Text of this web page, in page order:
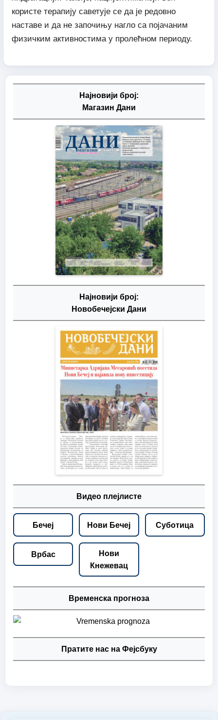
користе терапију саветује се да је редовно
наставе и да не започињу нагло са појачаним
физичким активностима у пролећном периоду.
Најновији број:
Магазин Дани
Најновији број:
Новобечејски Дани
Видео плејлисте
Бечеј Нови Бечеј Суботица
Врбас
Нови
Кнежевац
Временска прогноза
Пратите нас на Фејсбуку